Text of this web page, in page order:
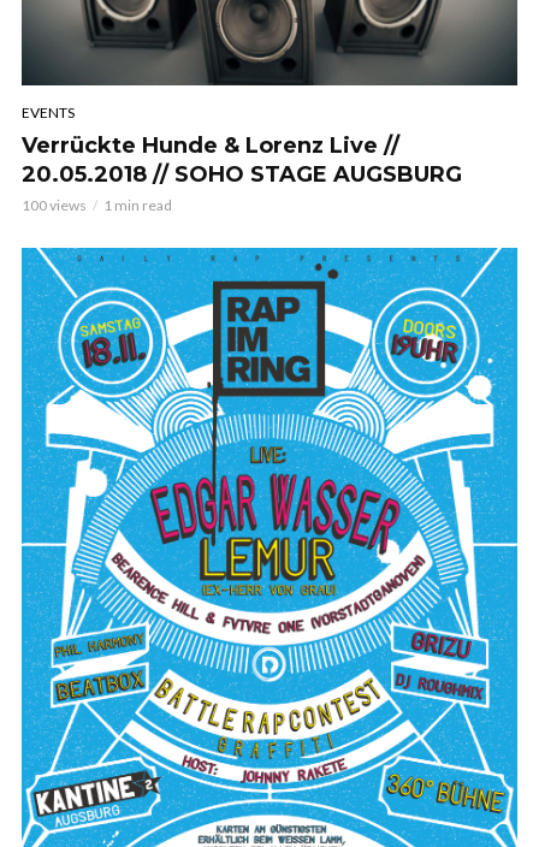
EVENTS
Verrückte Hunde & Lorenz Live //
20.05.2018 // SOHO STAGE AUGSBURG
100 views 1 min read